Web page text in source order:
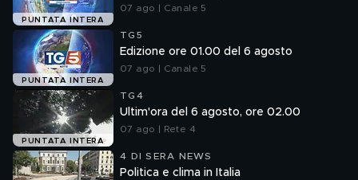
PUNTATA INTERA
07 ago | Canale 5
PUNTATA INTERA
TG5
Edizione ore 01.00 del 6 agosto
07 ago | Canale 5
PUNTATA INTERA
TG4
Ultim'ora del 6 agosto, ore 02.00
07 ago | Rete 4
4 DI SERA NEWS
Politica e clima in Italia